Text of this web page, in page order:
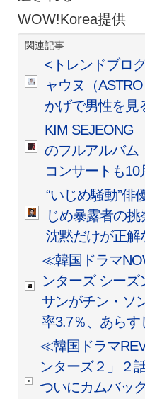
WOW!Korea提供
関連記事
<トレンドブロ
ャウヌ（
かげで男性を見
KIM SEJEONG
のフルアルバム
コンサートも10
“いじめ騒動”俳
じめ暴露者の
沈黙だけが正解
≪韓国ドラマ
ンターズ シーズ
サンがチン・ソ
率3.7％、あらす
≪韓国ドラマ
ンターズ２」２
ついにカムバッ